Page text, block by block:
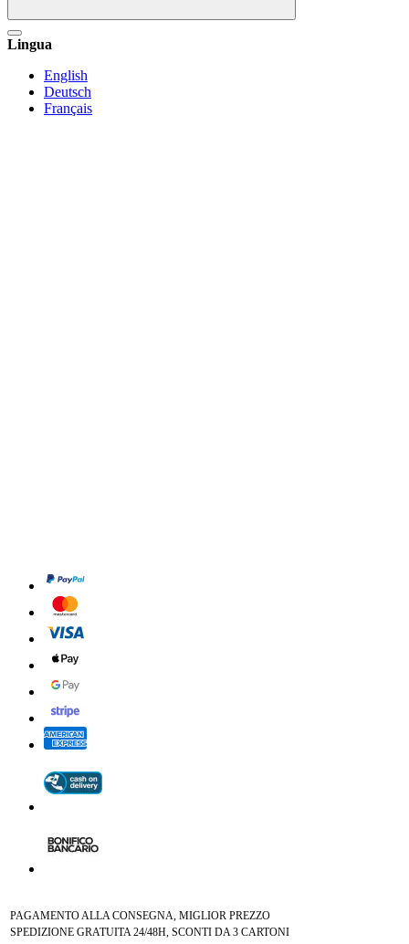
Lingua
English
Deutsch
Français
PAGAMENTO ALLA CONSEGNA, MIGLIOR PREZZO
SPEDIZIONE GRATUITA 24/48H, SCONTI DA 3 CARTONI